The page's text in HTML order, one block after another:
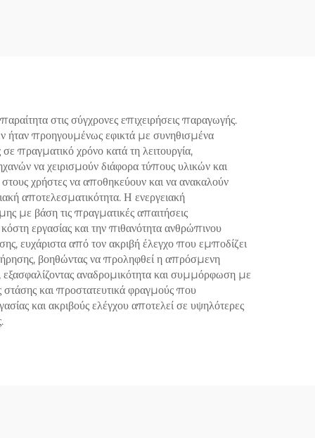
στις σύγχρονες επιχειρήσεις παραγωγής.
ήταν προηγουμένως εφικτά με συνηθισμένα
πραγματικό χρόνο κατά τη λειτουργία,
να χειρισμούν διάφορα τύπους υλικών και
χρήστες να αποθηκεύουν και να ανακαλούν
αποτελεσματικότητα. Η ενεργειακή
με βάση τις πραγματικές απαιτήσεις
εργασίας και την πιθανότητα ανθρώπινου
ευχάριστα από τον ακριβή έλεγχο που εμποδίζει
βοηθώντας να προληφθεί η απρόσμενη
αναδρομικότητα και συμμόρφωση με
στάσης και προστατευτικά φραγμούς που
και ακριβούς ελέγχου αποτελεί σε υψηλότερες